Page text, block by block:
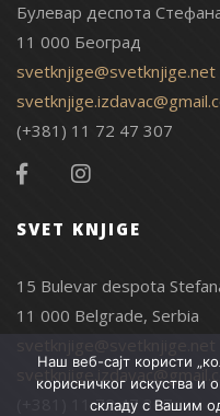
Булевар деспота
11 000 Београд
svetknjige@svetknjige.net
(+381) 11 72 47 307
SVET KNJIGE
15 Bulevar despota
11 000 Belgrade, Serbia
(+381) 11 72 47 307
Наш веб-сајт користи
корисничког искуства и
складу с Вашим